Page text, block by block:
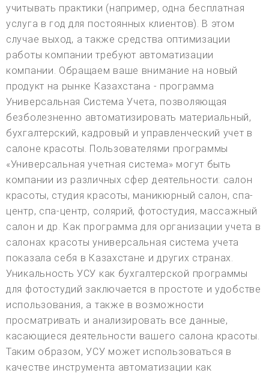
учитывать практики (например, одна бесплатная
услуга в год для постоянных клиентов). В этом
случае выход, а также средства оптимизации
работы компании требуют автоматизации
компании. Обращаем ваше внимание на новый
продукт на рынке Казахстана - программа
Универсальная Система Учета, позволяющая
безболезненно автоматизировать материальный,
бухгалтерский, кадровый и управленческий учет в
салоне красоты. Пользователями программы
«Универсальная учетная система» могут быть
компании из различных сфер деятельности: салон
красоты, студия красоты, маникюрный салон, спа-
центр, спа-центр, солярий, фотостудия, массажный
салон и др. Как программа для организации учета в
салонах красоты универсальная система учета
показала себя в Казахстане и других странах.
Уникальность УСУ как бухгалтерской программы
для фотостудий заключается в простоте и удобстве
использования, а также в возможности
просматривать и анализировать все данные,
касающиеся деятельности вашего салона красоты.
Таким образом, УСУ может использоваться в
качестве инструмента автоматизации как